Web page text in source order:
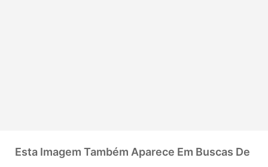
Esta Imagem Também Aparece Em Buscas De